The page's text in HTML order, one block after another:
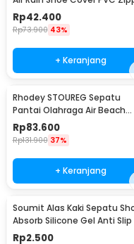
Reflector L - H-212
Rp42.400
Rp73.900 43%
+ Keranjang
Rhodey STOUREG Sepatu
Pantai Olahraga Air Beach
Shoes 43 - 6688
Rp83.600
Rp131.900 37%
+ Keranjang
Soumit Alas Kaki Sepatu
Absorb Silicone Gel Anti Slip
PCS - MJ003
Rp2.500